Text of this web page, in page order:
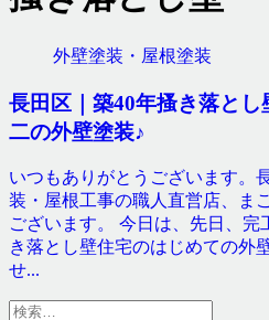
外壁塗装・屋根塗装
長田区｜築40年搔き落と
二の外壁塗装♪
いつもありがとうございます。
装・屋根工事の職人直営店、ま
ございます。 今日は、先日、完
き落とし壁住宅のはじめての外
せ...
検